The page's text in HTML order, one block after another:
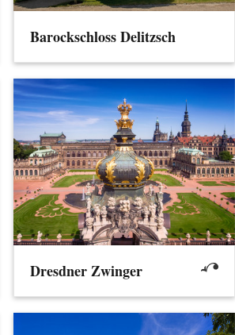
Barockschloss Delitzsch
Dresdner Zwinger